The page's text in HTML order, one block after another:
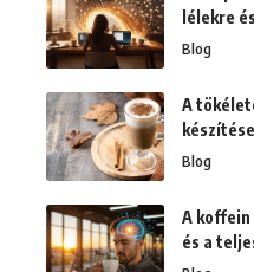
lélekre
Blog
A
Blog
A
és a